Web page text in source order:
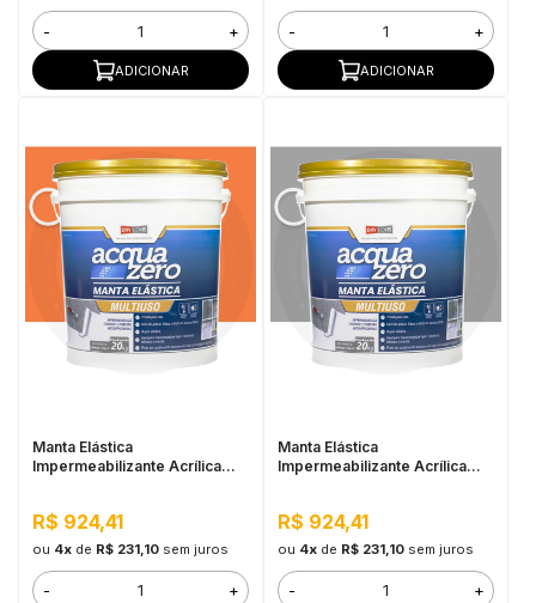
- +
ADICIONAR
- +
ADICIONAR
Manta Elástica
Impermeabilizante Acrílica
R$ 924,41
ou 4xde R$ 231,10 sem juros
- +
Manta Elástica
Impermeabilizante Acrílica
R$ 924,41
ou 4xde R$ 231,10 sem juros
- +